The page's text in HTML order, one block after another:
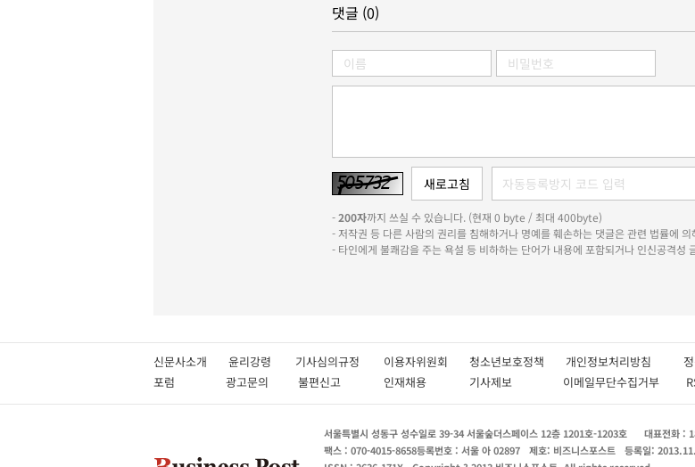
댓글 (0)
-200자까지 쓰실 수 있습니다. (현재 0 byte / 최대 400byte)
- 저작권 등 다른 사람의 권리를 침해하거나 명예를 훼손하는 댓글은 관련 법률에
- 타인에게 불쾌감을 주는 욕설 등 비하하는 단어가 내용에 포함되거나 인신공격성
신문사소개 윤리강령 기사심의규정 이용자위원회 청소년보호정책 개인정보처리방침
포럼
광고문의 불편신고 인재채용 기사제보 이메일무단수집거부
서울특별시 성동구 성수일로 39-34 서울숲더스페이스 12층 1201호-1203호 대표전화 :
팩스 : 070-4015-8658등록번호 : 서울 아 02897 제호: 비즈니스포스트 등록일: